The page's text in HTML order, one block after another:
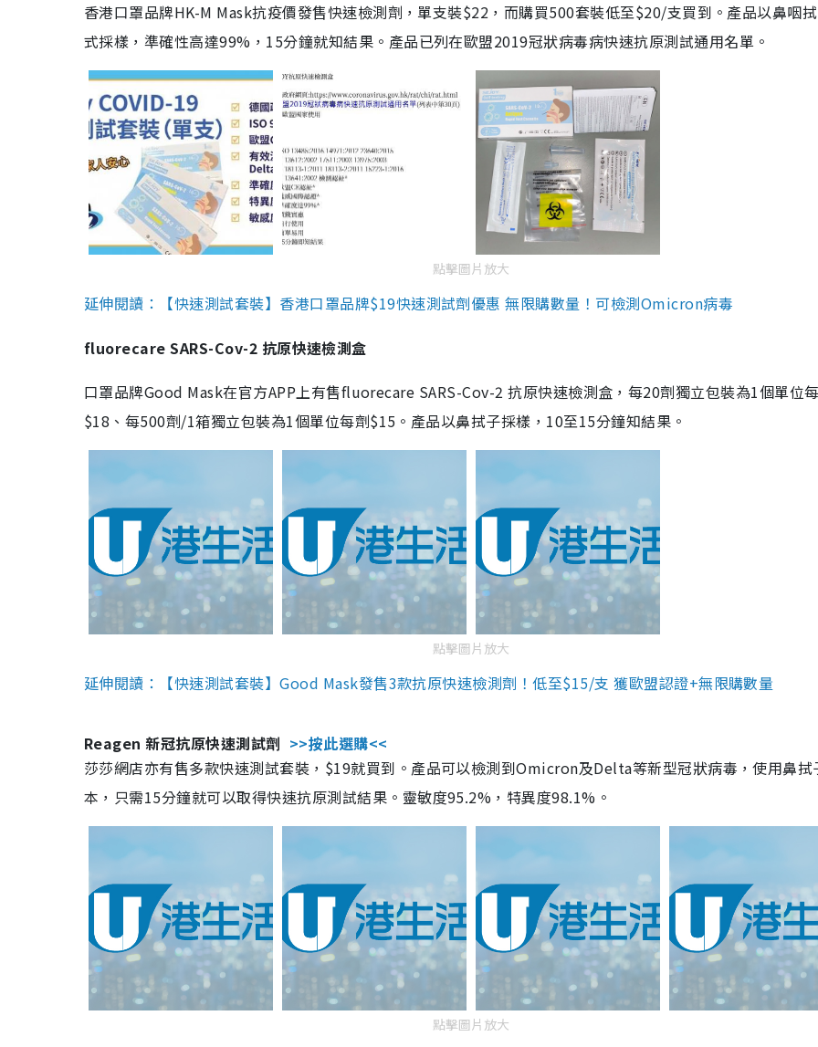
香港口罩品牌HK-M Mask抗疫價發售快速檢測劑，單支裝$22，而購買500套裝低至$20/支買到。產品以鼻咽
式採樣，準確性高達99%，15分鐘就知結果。產品已列在歐盟2019冠狀病毒病快速抗原測試通用名單。
點擊圖片放大
延伸閱讀：【快速測試套裝】香港口罩品牌$19快速測試劑優惠 無限購數量！可檢測Omicron病毒
fluorecare SARS-Cov-2 抗原快速檢測盒
口罩品牌Good Mask在官方APP上有售fluorecare SARS-Cov-2 抗原快速檢測盒，每20劑獨立包裝為1個單位
$18、每500劑/1箱獨立包裝為1個單位每劑$15。產品以鼻拭子採樣，10至15分鐘知結果。
點擊圖片放大
延伸閱讀：【快速測試套裝】Good Mask發售3款抗原快速檢測劑！低至$15/支 獲歐盟認證+無限購數量
Reagen 新冠抗原快速測試劑 >>按此選購<<
莎莎網店亦有售多款快速測試套裝，$19就買到。產品可以檢測到Omicron及Delta等新型冠狀病毒，使用鼻拭
本，只需15分鐘就可以取得快速抗原測試結果。靈敏度95.2%，特異度98.1%。
點擊圖片放大